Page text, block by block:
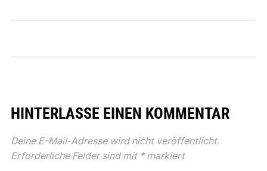
HINTERLASSE EINEN KOMMENTAR
Deine E-Mail-Adresse wird nicht veröffentlicht.
Erforderliche Felder sind mit *markiert